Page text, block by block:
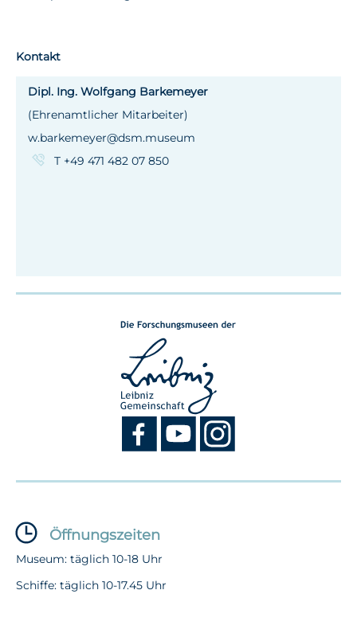
Kontakt
Dipl. Ing. Wolfgang Barkemeyer
(Ehrenamtlicher Mitarbeiter)
w.barkemeyer@dsm.museum
T +49 471 482 07 850
Öffnungszeiten
Museum: täglich 10-18 Uhr
Schiffe: täglich 10-17.45 Uhr